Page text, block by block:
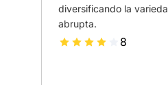
diversificando la
abrupta.
8